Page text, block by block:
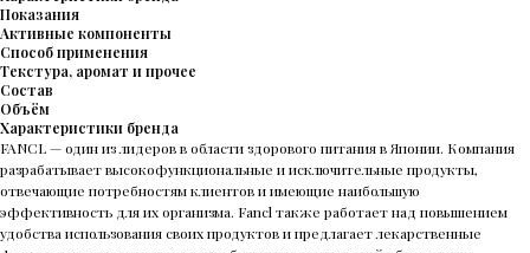
Показания
Активные компоненты
Способ применения
Текстура, аромат и прочее
Состав
Объём
Характеристики бренда
FANCL — один из лидеров в области здорового питания в Японии. Компания
разрабатывает высокофункциональные и исключительные продукты,
отвечающие потребностям клиентов и имеющие наибольшую
эффективность для их организма. Fancl также работает над повышением
удобства использования своих продуктов и предлагает лекарственные